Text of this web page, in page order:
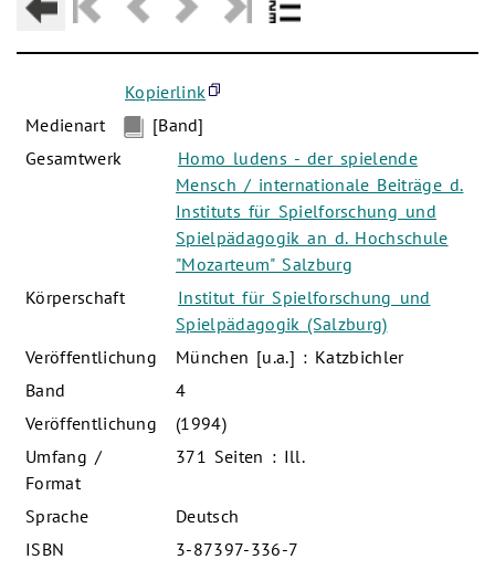
Kopierlink
Medienart
[Band]
Gesamtwerk
Homo ludens - der spielende
Mensch / internationale Beiträge d.
Instituts für Spielforschung und
Spielpädagogik an d. Hochschule
"Mozarteum" Salzburg
Körperschaft
Institut für Spielforschung und
Spielpädagogik (Salzburg)
Veröffentlichung
München [u.a.] : Katzbichler
Band
4
Veröffentlichung
(1994)
Umfang /
Format
371 Seiten : Ill.
Sprache
Deutsch
ISBN
3-87397-336-7